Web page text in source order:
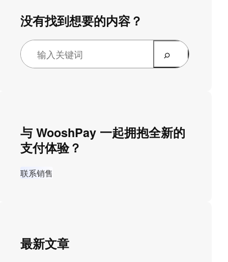
没有找到想要的内容？
与 WooshPay 一起拥抱全新的
支付体验？
联系销售
最新文章